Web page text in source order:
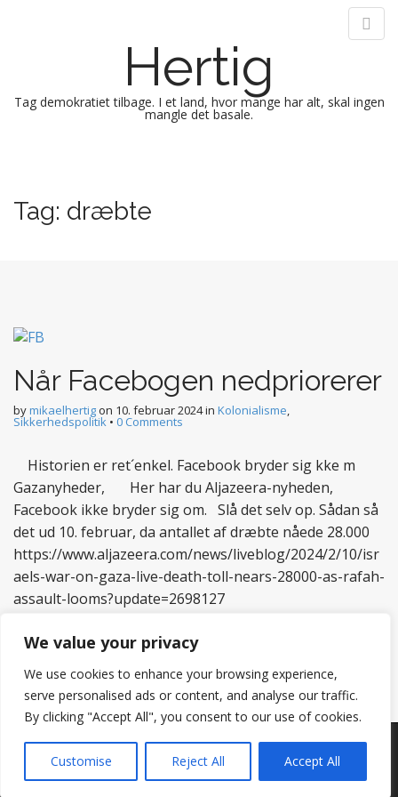
We value your privacy
We use cookies to enhance your browsing experience,
serve personalised ads or content, and analyse our traffic.
By clicking "Accept All", you consent to our use of cookies.
Customise Reject All Accept All
Hertig
Tag demokratiet tilbage. I et land, hvor mange har alt, skal ingen
mangle det basale.
i
n
p
t
e
Tag: dræbte
Når Facebogen nedpriorerer
bymikaelhertigon 10. februar 2024in Kolonialisme,
Sikkerhedspolitik • 0 Comments
Historien er ret´enkel. Facebook bryder sig kke m
Gazanyheder, Her har du Aljazeera-nyheden,
Facebook ikke bryder sig om. Slå det selv op. Sådan så
det ud 10. februar, da antallet af dræbte nåede 28.000
https://www.aljazeera.com/news/liveblog/2024/2/10/isr
aels-war-on-gaza-live-death-toll-nears-28000-as-rafah-
assault-looms?update=2698127
Read more
Copyright © 2026Hertig . All Rights Reserved.
The Matheson Theme by bavotasan.com.